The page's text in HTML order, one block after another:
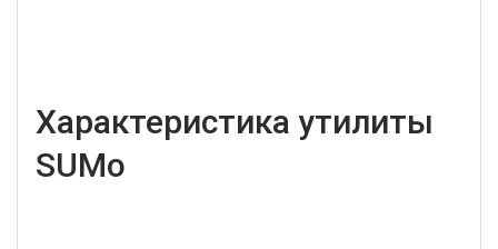
Характеристика утилиты
SUMo